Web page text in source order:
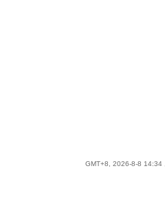
GMT+8, 2026-8-8 14:34